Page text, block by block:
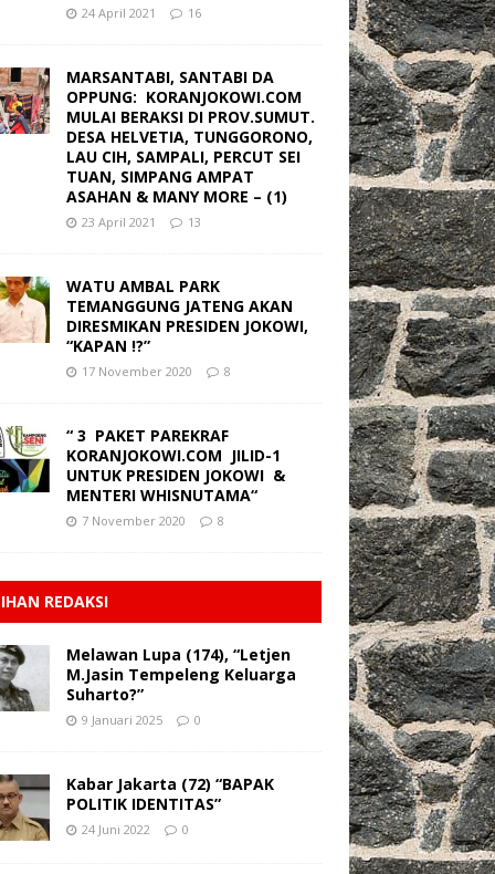
24 April 2021 16
MARSANTABI, SANTABI DA
OPPUNG: KORANJOKOWI.COM
MULAI BERAKSI DI PROV.SUMUT.
DESA HELVETIA, TUNGGORONO,
LAU CIH, SAMPALI, PERCUT SEI
TUAN, SIMPANG AMPAT
ASAHAN & MANY MORE – (1)
23 April 2021 13
WATU AMBAL PARK
TEMANGGUNG JATENG AKAN
DIRESMIKAN PRESIDEN JOKOWI,
“KAPAN !?”
17 November 2020 8
“ 3 PAKET PAREKRAF
KORANJOKOWI.COM JILID-1
UNTUK PRESIDEN JOKOWI &
MENTERI WHISNUTAMA“
7 November 2020 8
REDAKSI
Melawan Lupa (174), “Letjen
M.Jasin Tempeleng Keluarga
Suharto?”
9 Januari 2025 0
Kabar Jakarta (72) “BAPAK
POLITIK IDENTITAS”
24 Juni 2022 0